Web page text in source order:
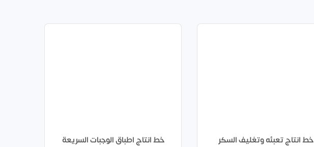
خط انتاج تعبئه وتغليف السكر خط انتاج اطباق الوجبات السريعة